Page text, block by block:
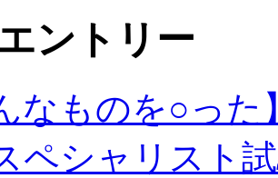
ントリー
なものを○っ
ペシャリスト